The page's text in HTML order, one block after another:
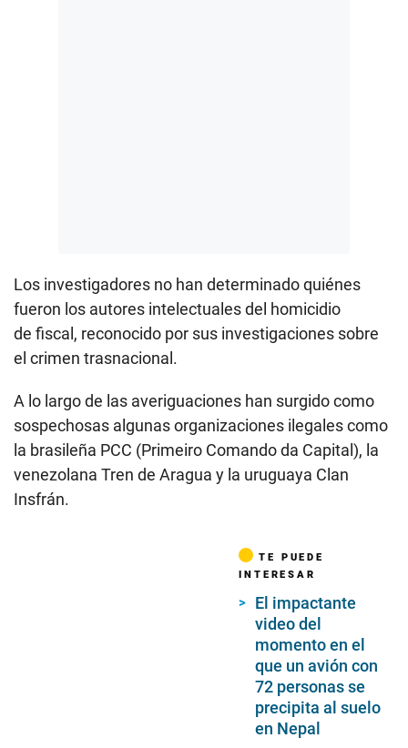
Los investigadores no han determinado quiénes
fueron los autores intelectuales del homicidio
de fiscal, reconocido por sus investigaciones sobre
el crimen trasnacional.
A lo largo de las averiguaciones han surgido como
sospechosas algunas organizaciones ilegales como
la brasileña PCC (Primeiro Comando da Capital), la
venezolana Tren de Aragua y la uruguaya Clan
Insfrán.
TE PUEDE
INTERESAR
El impactante
video del
momento en el
que un avión con
72 personas se
precipita al suelo
en Nepal